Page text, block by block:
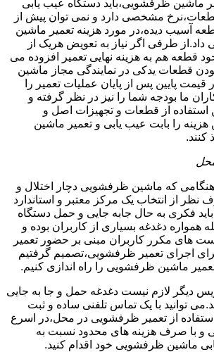
ماشین ظرفشویی،باید دستگاه عیب یابی
مشخصی دارد و نمی توان پیش از
آسیب دیده،در مورد هزینه تعمیر ماشین
طرفی اگر نیاز به تعویض هریک از
قطعه هم به هزینه نهایی تعمیر افزوده می
قطعات یدکی در نمایندگی مجاز ماشین
قیمت پایین پس از پایان عملیات تعمیر را
ما بودجه شما را نیز در نظر گرفته و
استفاده از قطعات و تجهیزات اصل و
را بابت عیب یابی و تعمیر ماشین
که ماشین ظرفشویی دچار اختلال و
از انتخاب یک مرکز معتبر و استاندارد
فکری به حال جابه جایی و حمل دستگاه
همواره دغدغه بسیاری از کاربران بوده و
های مکرر کاربران مبنی بر حضور تعمیر
اجرای تعمیر ظرفشویی،تصمیم گرفتیم
ماشین ظرفشویی را راه اندازی کنیم.
دیگر لازم نیست دغدغه حمل و جا به جایی
توانید با یک تماس تلفنی ساده و ثبت
از تعمیر ظرفشویی در محل،در اسرع
و با صرف هزینه های محدود نسبت به
ماشین ظرفشویی خود اقدام کنید.